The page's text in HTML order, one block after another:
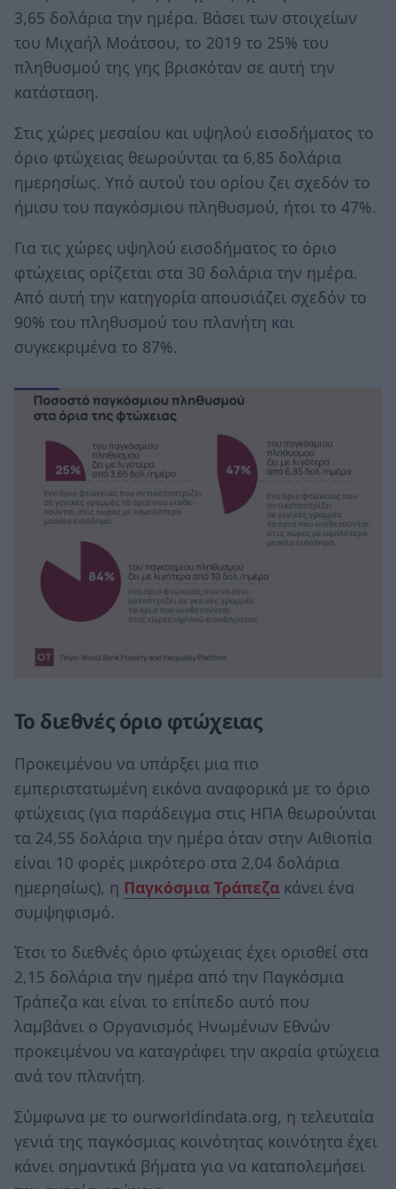
3,65 δολάρια την ημέρα. Βάσει των στοιχείων
του Μιχαήλ Μοάτσου, το 2019 το 25% του
πληθυσμού της γης βρισκόταν σε αυτή την
κατάσταση.
Στις χώρες μεσαίου και υψηλού εισοδήματος το
όριο φτώχειας θεωρούνται τα 6,85 δολάρια
ημερησίως. Υπό αυτού του ορίου ζει σχεδόν το
ήμισυ του παγκόσμιου πληθυσμού, ήτοι το 47%.
Για τις χώρες υψηλού εισοδήματος το όριο
φτώχειας ορίζεται στα 30 δολάρια την ημέρα.
Από αυτή την κατηγορία απουσιάζει σχεδόν το
90% του πληθυσμού του πλανήτη και
συγκεκριμένα το 87%.
Το διεθνές όριο φτώχειας
Προκειμένου να υπάρξει μια πιο
εμπεριστατωμένη εικόνα αναφορικά με το όριο
φτώχειας (για παράδειγμα στις ΗΠΑ θεωρούνται
τα 24,55 δολάρια την ημέρα όταν στην Αιθιοπία
είναι 10 φορές μικρότερο στα 2,04 δολάρια
ημερησίως), η Παγκόσμια Τράπεζα κάνει ένα
συμψηφισμό.
Έτσι το διεθνές όριο φτώχειας έχει ορισθεί στα
2,15 δολάρια την ημέρα από την Παγκόσμια
Τράπεζα και είναι το επίπεδο αυτό που
λαμβάνει ο Οργανισμός Ηνωμένων Εθνών
προκειμένου να καταγράφει την ακραία φτώχεια
ανά τον πλανήτη.
Σύμφωνα με το ourworldindata.org, η τελευταία
γενιά της παγκόσμιας κοινότητας κοινότητα έχει
κάνει σημαντικά βήματα για να καταπολεμήσει